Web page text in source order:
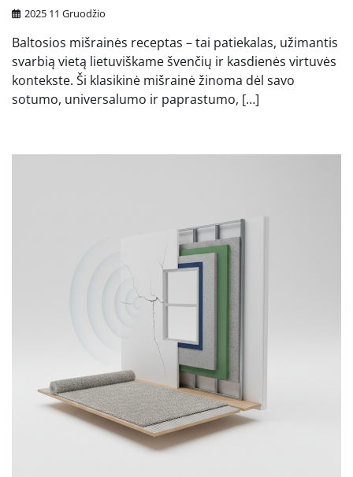
2025 11 Gruodžio
Baltosios mišrainės receptas – tai patiekalas, užimantis
svarbią vietą lietuviškame švenčių ir kasdienės virtuvės
kontekste. Ši klasikinė mišrainė žinoma dėl savo
sotumo, universalumo ir paprastumo, […]